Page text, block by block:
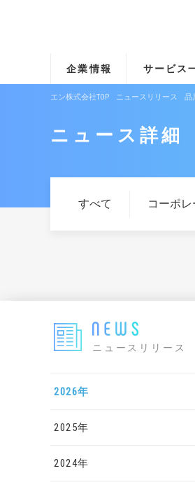
企業情報 サービス
エン株式会社TOP ニュースリリース 品
ニュース詳細
すべて コーポレ
ニュースリリース
2026年
2025年
2024年